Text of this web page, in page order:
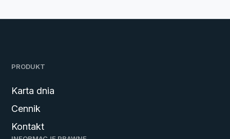
PRODUKT
Karta dnia
Cennik
Kontakt